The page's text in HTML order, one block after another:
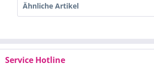
Ähnliche Artikel
Service Hotline